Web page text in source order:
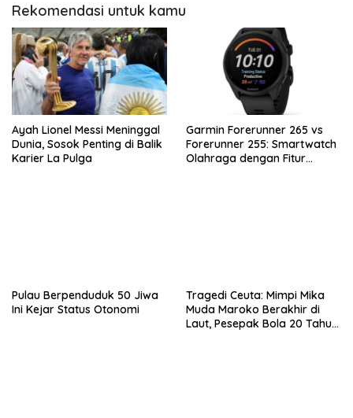
Rekomendasi untuk kamu
Ayah Lionel Messi Meninggal
Dunia, Sosok Penting di Balik
Karier La Pulga
Garmin Forerunner 265 vs
Forerunner 255: Smartwatch
Olahraga dengan Fitur
Pulau Berpenduduk 50 Jiwa
Ini Kejar Status Otonomi
Tragedi Ceuta: Mimpi Mika
Muda Maroko Berakhir di
Laut, Pesepak Bola 20 Tahun